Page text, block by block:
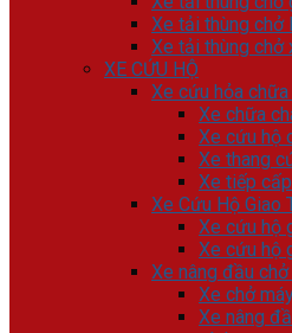
Xe tải thùng chở
Xe tải thùng chở
XE CỨU HỘ
Xe cứu hỏa
Xe chữa
Xe cứu hộ
Xe thang
Xe tiếp
Xe Cứu Hộ Giao
Xe cứu hộ
Xe cứu hộ
Xe nâng đầu
Xe chở
Xe nâng